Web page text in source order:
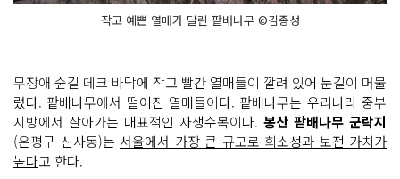
작고 예쁜 열매가 달린 팥배나무 ©김종성
무장애 숲길 데크 바닥에 작고 빨간 열매들이 깔려 있어 눈길이 머물
렀다. 팥배나무에서 떨어진 열매들이다. 팥배나무는 우리나라 중부
지방에서 살아가는 대표적인 자생수목이다. 봉산 팥배나무 군락지
(은평구 신사동)는 서울에서 가장 큰 규모로 희소성과 보전 가치가
높다고 한다.